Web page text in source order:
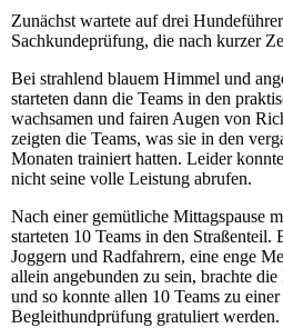
Zunächst wartete auf drei
Sachkundeprüfung, die nach kurzer
Bei strahlend blauem Himmel und
starteten dann die Teams in den
wachsamen und fairen Augen von
zeigten die Teams, was sie in den
Monaten trainiert hatten. Leider
nicht seine volle Leistung abrufen.
Nach einer gemütliche Mittagspause
starteten 10 Teams in den Straßenteil.
Joggern und Radfahrern, eine enge
allein angebunden zu sein, brachte
und so konnte allen 10 Teams zu
Begleithundprüfung gratuliert werden.